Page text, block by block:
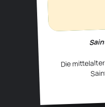
Die